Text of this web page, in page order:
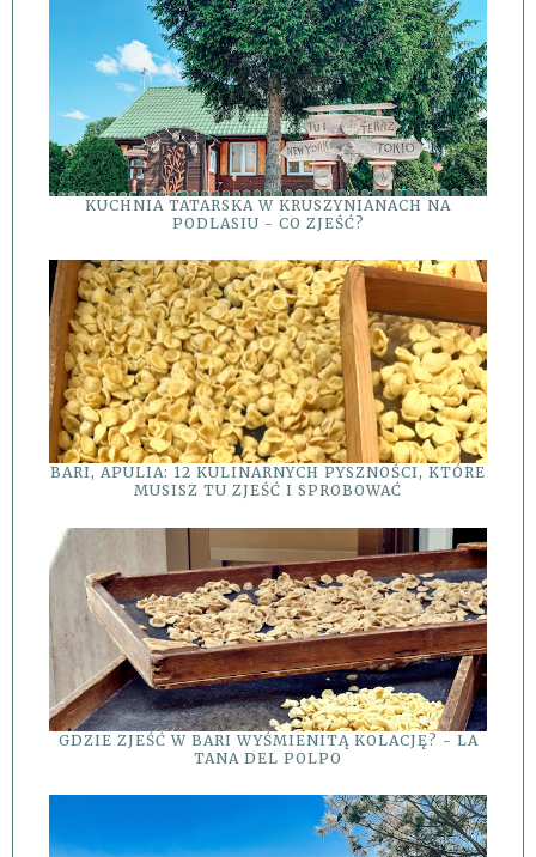
KUCHNIA TATARSKA W KRUSZYNIANACH NA
PODLASIU - CO ZJEŚĆ?
BARI, APULIA: 12 KULINARNYCH PYSZNOŚCI, KTÓRE
MUSISZ TU ZJEŚĆ I SPROBOWAĆ
GDZIE ZJEŚĆ W BARI WYŚMIENITĄ KOLACJĘ? - LA
TANA DEL POLPO